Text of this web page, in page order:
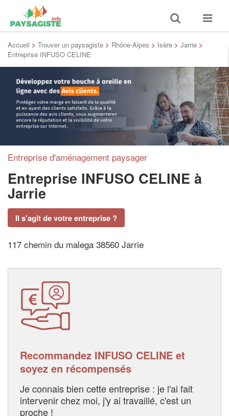
Toggle
search
Toggle
Accueil > Trouver un paysagiste > Rhône-Alpes > Isère > Jarrie >
Entreprise INFUSO CELINE
Entreprise d'aménagement paysager
Entreprise INFUSO CELINE à
Jarrie
Il s'agit de votre entreprise ?
117 chemin du malega 38560 Jarrie
Recommandez INFUSO CELINE et
soyez en récompensés
Je connais bien cette entreprise : je l'ai fait
intervenir chez moi, j'y ai travaillé, c'est un
proche !